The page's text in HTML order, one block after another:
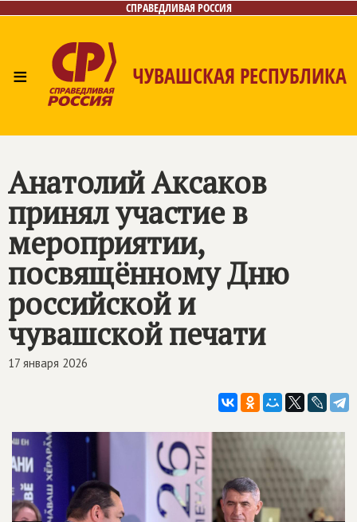
СПРАВЕДЛИВАЯ РОССИЯ
≡ ЧУВАШСКАЯ РЕСПУБЛИКА
Контакты
Анатолий Аксаков
принял участие в
мероприятии,
посвящённому Дню
российской и
чувашской печати
17 января 2026